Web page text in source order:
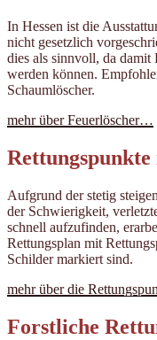
In Hessen ist die
nicht gesetzlich
dies als sinnvoll, da damit
werden können.
Schaumlöscher.
mehr über Feuerlöscher…
Aufgrund der stetig
der Schwierigkeit,
schnell aufzufinden,
Rettungsplan mit
Schilder markiert sind.
mehr über die
Forstliche